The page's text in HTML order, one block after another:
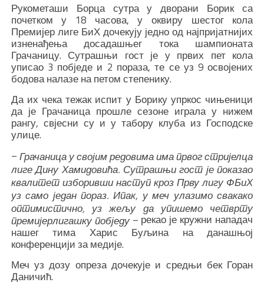
Рукометаши Борца сутра у дворани Борик са
почетком у 18 часова, у оквиру шестог кола
Премијер лиге БиХ дочекују једно од најпријатнијих
изненађења досадашњег тока шампионата
Грачаницу. Сутрашњи гост је у првих пет кола
уписао 3 побједе и 2 пораза, те се уз 9 освојених
бодова налазе на петом степенику.
Да их чека тежак испит у Борику упркос чињеници
да је Грачаница прошле сезоне играла у нижем
рангу, свјесни су и у табору клуба из Господске
улице.
–Грачаница у својим редовима има првог стријелца
лиге Дину Хамидовића. Сутрашњи гост је показао
квалитет изборивши наступ кроз Прву лигу ФБиХ
уз само један пораз. Ипак, у меч улазимо свакако
оптимистично, уз жељу да упишемо четврту
премијерлигашку побједу– рекао је кружни нападач
нашег тима Харис Буљина на данашњој
конференцији за медије.
Меч уз дозу опреза дочекује и средњи бек Горан
Даничић.